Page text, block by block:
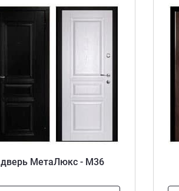
дверь МетаЛюкс - М36